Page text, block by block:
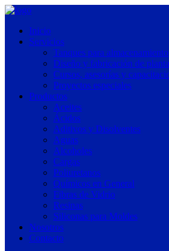
Inicio
Servicios
Tanques para almacenamiento
Diseño y fabricación de
Cursos, asesorías y
Proyectos especiales
Productos
Aceites
Ácidos
Aditivos y Disolventes
Aguas
Alcoholes
Cargas
Poliuretanos
Químicos en General
Fibras de Vidrio
Resinas
Siliconas para Moldes
Nosotros
Contacto